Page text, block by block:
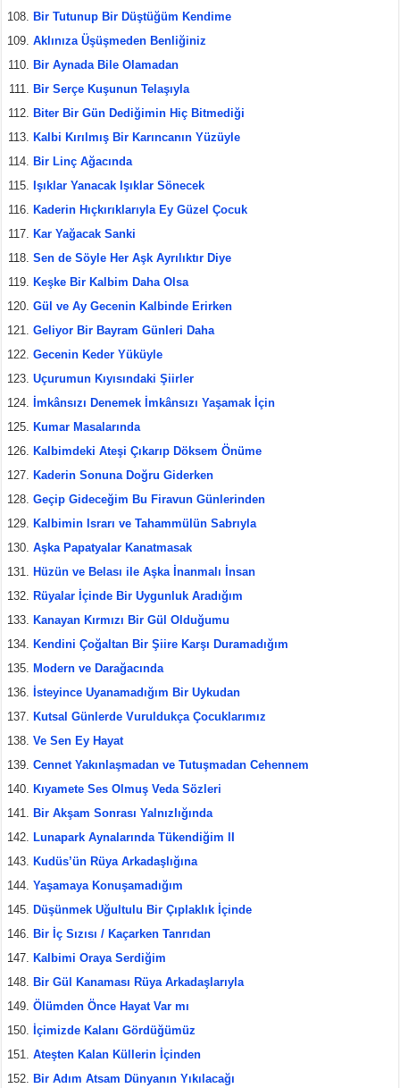
Bir Tutunup Bir Düştüğüm Kendime
Aklınıza Üşüşmeden Benliğiniz
Bir Aynada Bile Olamadan
Bir Serçe Kuşunun Telaşıyla
Biter Bir Gün Dediğimin Hiç Bitmediği
Kalbi Kırılmış Bir Karıncanın Yüzüyle
Bir Linç Ağacında
Işıklar Yanacak Işıklar Sönecek
Kaderin Hıçkırıklarıyla Ey Güzel Çocuk
Kar Yağacak Sanki
Sen de Söyle Her Aşk Ayrılıktır Diye
Keşke Bir Kalbim Daha Olsa
Gül ve Ay Gecenin Kalbinde Erirken
Geliyor Bir Bayram Günleri Daha
Gecenin Keder Yüküyle
Uçurumun Kıyısındaki Şiirler
İmkânsızı Denemek İmkânsızı Yaşamak İçin
Kumar Masalarında
Kalbimdeki Ateşi Çıkarıp Döksem Önüme
Kaderin Sonuna Doğru Giderken
Geçip Gideceğim Bu Firavun Günlerinden
Kalbimin Israrı ve Tahammülün Sabrıyla
Aşka Papatyalar Kanatmasak
Hüzün ve Belası ile Aşka İnanmalı İnsan
Rüyalar İçinde Bir Uygunluk Aradığım
Kanayan Kırmızı Bir Gül Olduğumu
Kendini Çoğaltan Bir Şiire Karşı Duramadığım
Modern ve Darağacında
İsteyince Uyanamadığım Bir Uykudan
Kutsal Günlerde Vuruldukça Çocuklarımız
Ve Sen Ey Hayat
Cennet Yakınlaşmadan ve Tutuşmadan Cehennem
Kıyamete Ses Olmuş Veda Sözleri
Bir Akşam Sonrası Yalnızlığında
Lunapark Aynalarında Tükendiğim II
Kudüs’ün Rüya Arkadaşlığına
Yaşamaya Konuşamadığım
Düşünmek Uğultulu Bir Çıplaklık İçinde
Bir İç Sızısı / Kaçarken Tanrıdan
Kalbimi Oraya Serdiğim
Bir Gül Kanaması Rüya Arkadaşlarıyla
Ölümden Önce Hayat Var mı
İçimizde Kalanı Gördüğümüz
Ateşten Kalan Küllerin İçinden
Bir Adım Atsam Dünyanın Yıkılacağı